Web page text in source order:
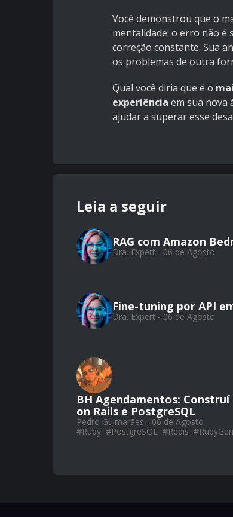
Você demonstrou que o
mentalidade: o erro não é
correção constante. Sua
os problemas de outra
Qual você diria que é o
experiência em sua nova
ajudar a superar esse
Leia a seguir
RAG com Amazon
Dra. Expert - 06 de Agosto
Fine-tuning por API
Dra. Expert - 06 de Agosto
BH Agendamentos:
on Rails e PostgreSQL
Pedro Guimarães - 06 de Agosto
#Ruby #PostgreSQL #Redis #